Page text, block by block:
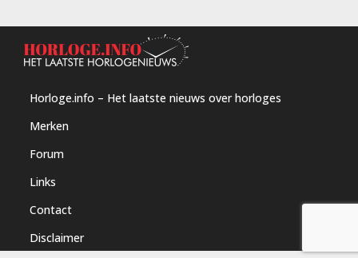
Horloge.info – Het laatste nieuws over horloges
Merken
Forum
Links
Contact
Disclaimer